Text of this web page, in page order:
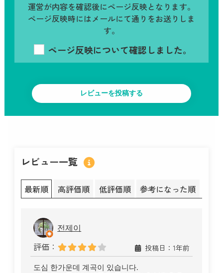
運営が内容を確認後にページ反映となります。
ページ反映時にはメールにて通りをお送りしま
す。
ページ反映について確認しました。
レビュー一覧
最新順 高評価順 低評価順 参考になった順
전제이
評価：
投稿日：1年前
도심 한가운데 계곡이 있습니다.